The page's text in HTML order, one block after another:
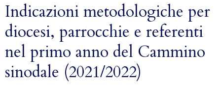
Indicazioni metodologiche per
diocesi, parrocchie e referenti
nel primo anno del Cammino
sinodale (2021/2022)